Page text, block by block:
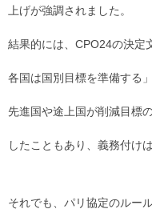
上げが強調されました。
結果的には、CPO24の決定
各国は国別目標を準備する
先進国や途上国が削減目標
したこともあり、義務付け
それでも、パリ協定のルー